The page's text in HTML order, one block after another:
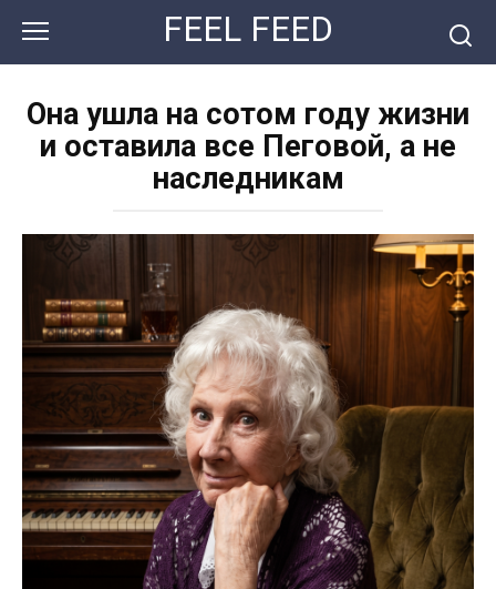
контенту
FEEL FEED
Она ушла на сотом году жизни
и оставила все Пеговой, а не
наследникам